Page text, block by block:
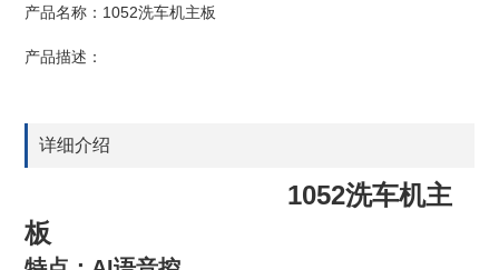
产品名称：1052洗车机主板
产品描述：
详细介绍
1052洗车机主
板